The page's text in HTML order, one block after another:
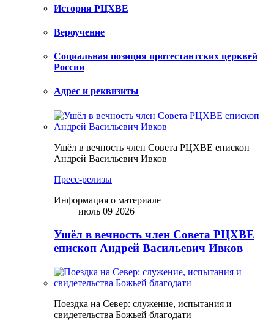
История РЦХВЕ
Вероучение
Социальная позиция протестантских церквей
России
Адрес и реквизиты
Ушёл в вечность член Совета РЦХВЕ епископ
Андрей Васильевич Ивков
Пресс-релизы
Информация о материале
июль 09 2026
Ушёл в вечность член Совета РЦХВЕ
епископ Андрей Васильевич Ивков
Поездка на Север: служение, испытания и
свидетельства Божьей благодати